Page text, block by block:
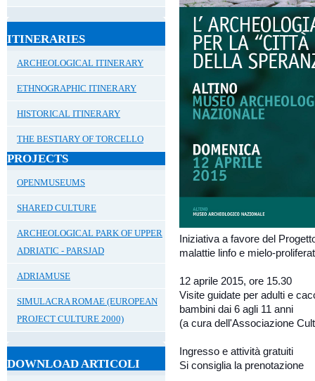
ITINERARIES
ARCHEOLOGICAL ITINERARY
ETHNOGRAPHIC ITINERARY
HISTORICAL ITINERARY
THE BESTIARY OF TORCELLO
PROJECTS
OPENMUSEUMS
SHARED CULTURE
ARCHEOLOGICAL PARK OF UPPER
ADRIATIC - PARSJAD
ADRIAMUSE
SIMULACRA ROMAE (EUROPEAN
PROJECT CULTURE 2000)
DOWNLOAD ARTICOLI
Iniziativa a favore del
malattie linfo e mielo-
12 aprile 2015, ore 15.30
Visite guidate per adulti e
bambini dai 6 agli 11 anni
(a cura dell'Associazione
Ingresso e attività gratuiti
Si consiglia la prenotazione